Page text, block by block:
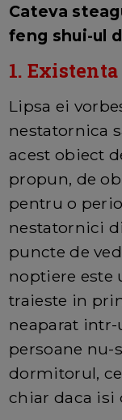
Cateva
feng shui-ul
1.
Lipsa ei
nestatornica
acest obiect
propun, de
pentru o
nestatornici
puncte de
noptiere este
traieste in
neaparat
persoane nu-
dormitorul,
chiar daca isi